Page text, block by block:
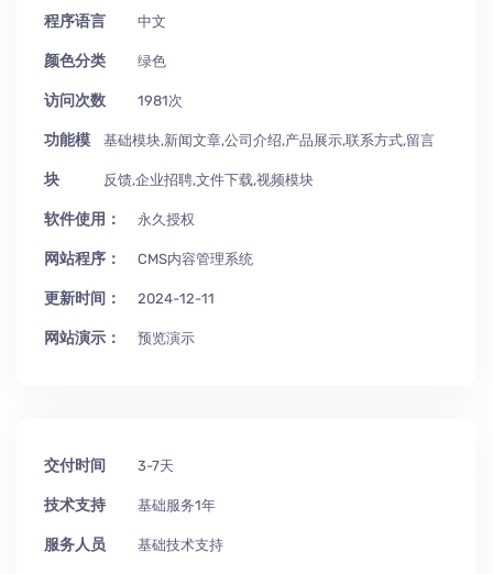
程序语言 中文
颜色分类 绿色
访问次数 1981次
功能模
块
基础模块,新闻文章,公司介绍,产品展示,联系方式,留言
反馈,企业招聘,文件下载,视频模块
软件使用： 永久授权
网站程序： CMS内容管理系统
更新时间： 2024-12-11
网站演示： 预览演示
交付时间 3-7天
技术支持 基础服务1年
服务人员 基础技术支持